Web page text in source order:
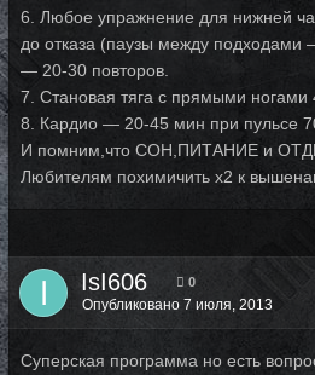
6. Любое упражнение для нижней
до отказа (паузы между
— 20-30 повторов.
7. Становая тяга с прямыми ногами
8. Кардио — 20-45 мин при пульсе
И помним,что СОН,ПИТАНИЕ и
Любителям похимичить х2 к
IsI606 0
Опубликовано 7 июля, 2013
Суперская программа но есть